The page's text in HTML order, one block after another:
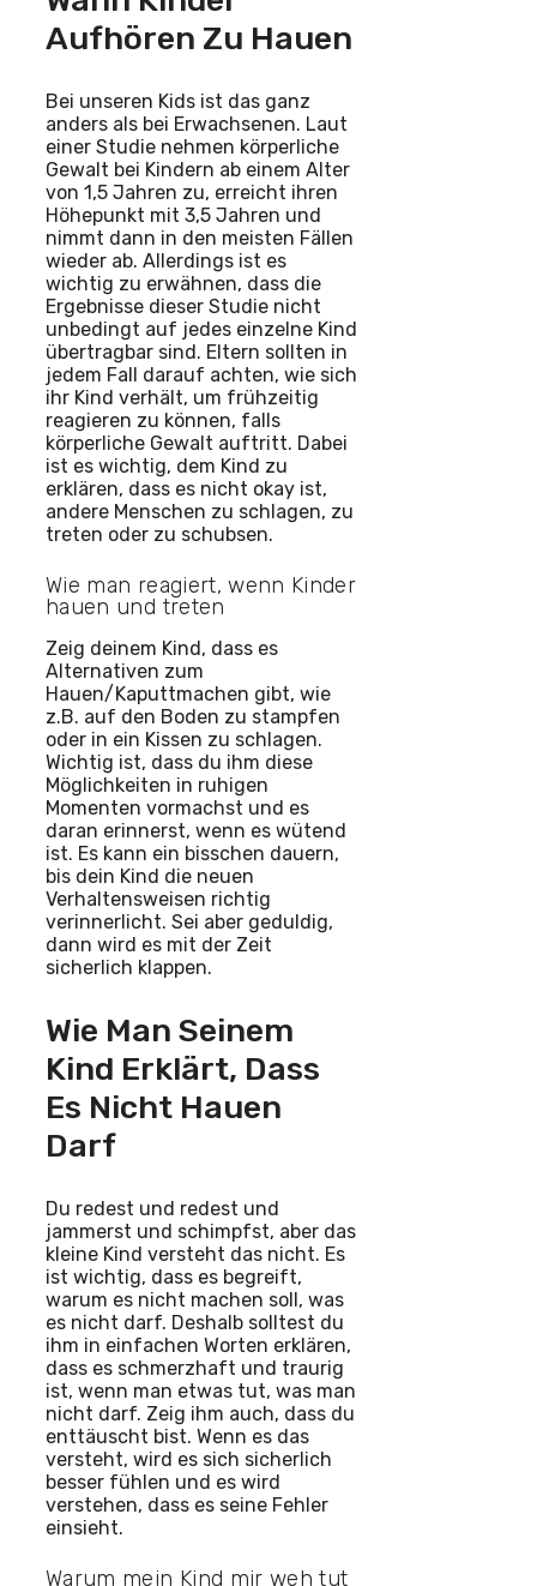
Aufhören Zu Hauen
Bei unseren Kids ist das ganz
anders als bei Erwachsenen. Laut
einer Studie nehmen körperliche
Gewalt bei Kindern ab einem Alter
von 1,5 Jahren zu, erreicht ihren
Höhepunkt mit 3,5 Jahren und
nimmt dann in den meisten Fällen
wieder ab. Allerdings ist es
wichtig zu erwähnen, dass die
Ergebnisse dieser Studie nicht
unbedingt auf jedes einzelne Kind
übertragbar sind. Eltern sollten in
jedem Fall darauf achten, wie sich
ihr Kind verhält, um frühzeitig
reagieren zu können, falls
körperliche Gewalt auftritt. Dabei
ist es wichtig, dem Kind zu
erklären, dass es nicht okay ist,
andere Menschen zu schlagen, zu
treten oder zu schubsen.
Wie man reagiert, wenn Kinder
hauen und treten
Zeig deinem Kind, dass es
Alternativen zum
Hauen/Kaputtmachen gibt, wie
z.B. auf den Boden zu stampfen
oder in ein Kissen zu schlagen.
Wichtig ist, dass du ihm diese
Möglichkeiten in ruhigen
Momenten vormachst und es
daran erinnerst, wenn es wütend
ist. Es kann ein bisschen dauern,
bis dein Kind die neuen
Verhaltensweisen richtig
verinnerlicht. Sei aber geduldig,
dann wird es mit der Zeit
sicherlich klappen.
Wie Man Seinem
Kind Erklärt, Dass
Es Nicht Hauen
Darf
Du redest und redest und
jammerst und schimpfst, aber das
kleine Kind versteht das nicht. Es
ist wichtig, dass es begreift,
warum es nicht machen soll, was
es nicht darf. Deshalb solltest du
ihm in einfachen Worten erklären,
dass es schmerzhaft und traurig
ist, wenn man etwas tut, was man
nicht darf. Zeig ihm auch, dass du
enttäuscht bist. Wenn es das
versteht, wird es sich sicherlich
besser fühlen und es wird
verstehen, dass es seine Fehler
einsieht.
Warum mein Kind mir weh tut